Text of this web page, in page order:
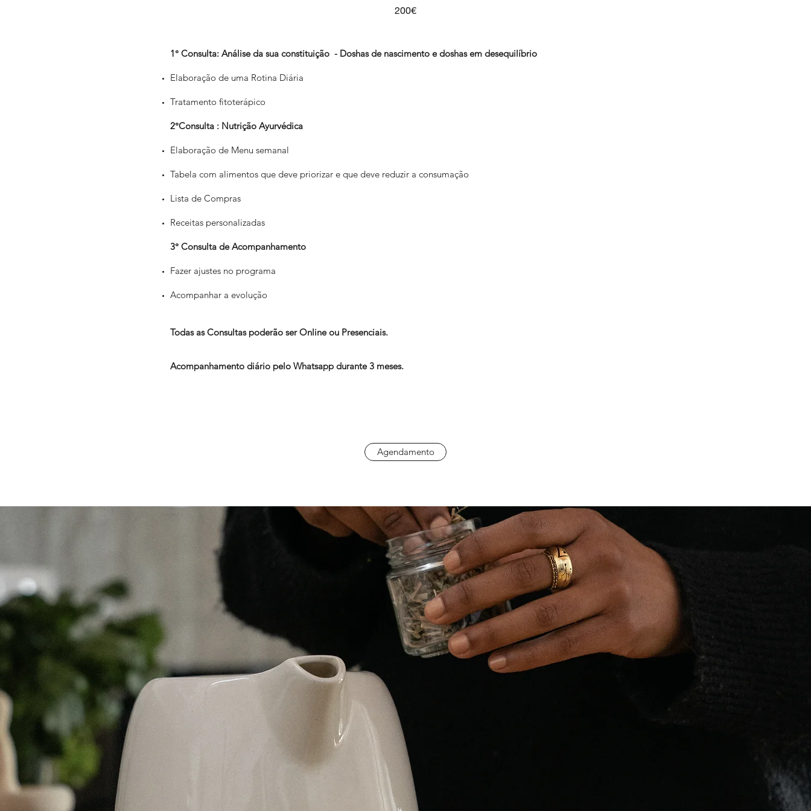
200€
1° Consulta: Análise da sua constituição - Doshas de nascimento e doshas em desequilíbrio
Elaboração de uma Rotina Diária
Tratamento fitoterápico
2°Consulta : Nutrição Ayurvédica
Elaboração de Menu semanal
Tabela com alimentos que deve priorizar e que deve reduzir a consumação
Lista de Compras
Receitas personalizadas
3° Consulta de Acompanhamento
Fazer ajustes no programa
Acompanhar a evolução
Todas as Consultas poderão ser Online ou Presenciais.
Acompanhamento diário pelo Whatsapp durante 3 meses.
Agendamento